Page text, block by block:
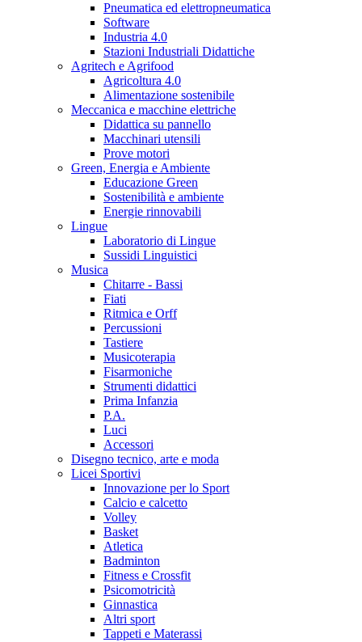
Pneumatica ed elettropneumatica
Software
Industria 4.0
Stazioni Industriali Didattiche
Agritech e Agrifood
Agricoltura 4.0
Alimentazione sostenibile
Meccanica e macchine elettriche
Didattica su pannello
Macchinari utensili
Prove motori
Green, Energia e Ambiente
Educazione Green
Sostenibilità e ambiente
Energie rinnovabili
Lingue
Laboratorio di Lingue
Sussidi Linguistici
Musica
Chitarre - Bassi
Fiati
Ritmica e Orff
Percussioni
Tastiere
Musicoterapia
Fisarmoniche
Strumenti didattici
Prima Infanzia
P.A.
Luci
Accessori
Disegno tecnico, arte e moda
Licei Sportivi
Innovazione per lo Sport
Calcio e calcetto
Volley
Basket
Atletica
Badminton
Fitness e Crossfit
Psicomotricità
Ginnastica
Altri sport
Tappeti e Materassi